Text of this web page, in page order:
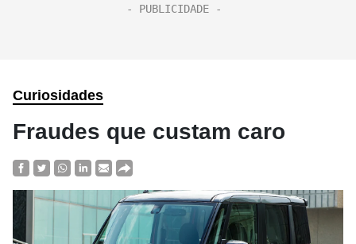
Curiosidades
Fraudes que custam caro